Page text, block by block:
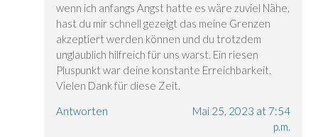
wenn ich anfangs Angst hatte es wäre zuviel Nähe,
hast du mir schnell gezeigt das meine Grenzen
akzeptiert werden können und du trotzdem
unglaublich hilfreich für uns warst. Ein riesen
Pluspunkt war deine konstante Erreichbarkeit.
Vielen Dank für diese Zeit.
Antworten
Mai 25, 2023 at 7:54
p.m.